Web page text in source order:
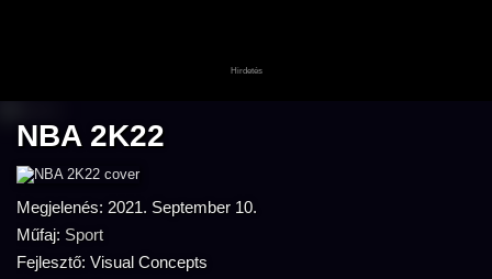
NBA 2K22
Megjelenés: 2021. September 10.
Műfaj: Sport
Fejlesztő: Visual Concepts